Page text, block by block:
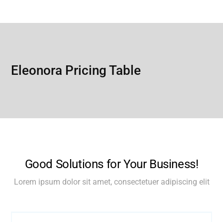
Eleonora Pricing Table
Good Solutions for Your Business!
Lorem ipsum dolor sit amet, consectetuer adipiscing elit